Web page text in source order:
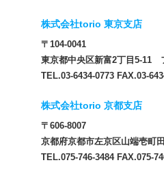
株式会社torio 東京支店
〒104-0041
東京都中央区新富2丁目5-11
TEL.03-6434-0773 FAX.03-
株式会社torio 京都支店
〒606-8007
京都府京都市左京区山端壱町
TEL.075-746-3484 FAX.075-